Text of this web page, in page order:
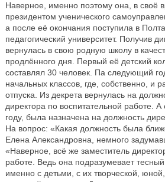
Наверное, именно поэтому она, в своё
президентом ученического
а после её окончания поступила в
педагогический университет. Получив
вернулась в свою родную школу в
продлённого дня. Первый её детский
составлял 30 человек. Па следующий
начальных классов, где, собственно, и
отпуска. Из декрета вернулась на
директора по воспитательной работе. А
году, была назначена на должность
На вопрос: «Какая должность была
Елена Александровна, немного
«Наверное, всё же заместитель
работе. Ведь она подразумевает тесный
именно с детьми, с их творческой,